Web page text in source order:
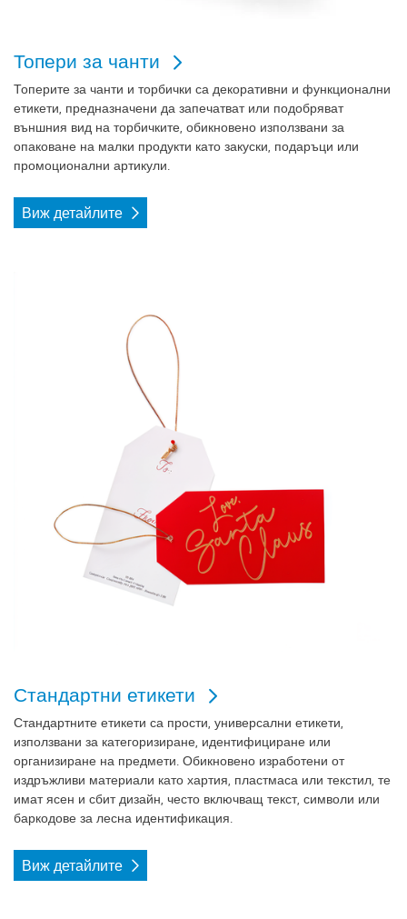
Топери за чанти
Топерите за чанти и торбички са декоративни и функционални
етикети, предназначени да запечатват или подобряват
външния вид на торбичките, обикновено използвани за
опаковане на малки продукти като закуски, подаръци или
промоционални артикули.
Виж детайлите
Стандартни етикети
Стандартните етикети са прости, универсални етикети,
използвани за категоризиране, идентифициране или
организиране на предмети. Обикновено изработени от
издръжливи материали като хартия, пластмаса или текстил, те
имат ясен и сбит дизайн, често включващ текст, символи или
баркодове за лесна идентификация.
Виж детайлите